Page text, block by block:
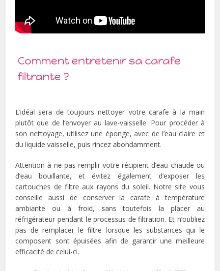
Comment entretenir sa carafe
filtrante ?
L’idéal sera de toujours nettoyer votre carafe à la main
plutôt que de l’envoyer au lave-vaisselle. Pour procéder à
son nettoyage, utilisez une éponge, avec de l’eau claire et
du liquide vaisselle, puis rincez abondamment.
Attention à ne pas remplir votre récipient d’eau chaude ou
d’eau bouillante, et évitez également d’exposer les
cartouches de filtre aux rayons du soleil. Notre site vous
conseille aussi de conserver la carafe à température
ambiante ou à froid, sans toutefois la placer au
réfrigérateur pendant le processus de filtration. Et n’oubliez
pas de remplacer le filtre lorsque les substances qui le
composent sont épuisées afin de garantir une meilleure
efficacité de celui-ci.